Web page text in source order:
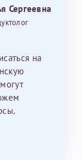
человек.
очень
приятно
вторым
либо
Сергеевна
на